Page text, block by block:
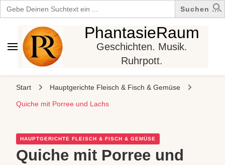
Search
for:
PhantasieRaum
Geschichten. Musik.
Ruhrpott.
Start Hauptgerichte Fleisch & Fisch & Gemüse
Quiche mit Porree und Lachs
HAUPTGERICHTE FLEISCH & FISCH & GEMÜSE
Quiche mit Porree und